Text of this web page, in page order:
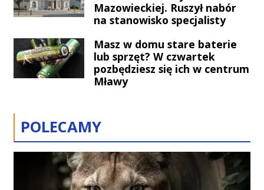
Mazowieckiej. Ruszył nabór
na stanowisko specjalisty
Masz w domu stare baterie
lub sprzęt? W czwartek
pozbędziesz się ich w centrum
Mławy
POLECAMY